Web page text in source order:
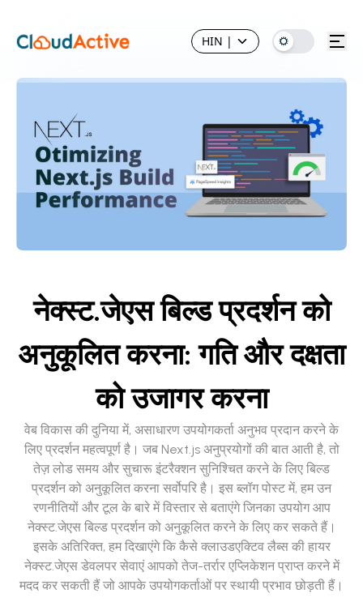
HIN |
नेक्स्ट.जेएस बिल्ड प्रदर्शन को
अनुकूलित करना: गति और दक्षता
को उजागर करना
वेब विकास की दुनिया में, असाधारण उपयोगकर्ता अनुभव प्रदान करने के
लिए प्रदर्शन महत्वपूर्ण है। जब Next.js अनुप्रयोगों की बात आती है, तो
तेज़ लोड समय और सुचारू इंटरैक्शन सुनिश्चित करने के लिए बिल्ड
प्रदर्शन को अनुकूलित करना सर्वोपरि है। इस ब्लॉग पोस्ट में, हम उन
रणनीतियों और टूल के बारे में विस्तार से बताएंगे जिनका उपयोग आप
नेक्स्ट.जेएस बिल्ड प्रदर्शन को अनुकूलित करने के लिए कर सकते हैं।
इसके अतिरिक्त, हम दिखाएंगे कि कैसे क्लाउडएक्टिव लैब्स की हायर
नेक्स्ट.जेएस डेवलपर सेवाएं आपको तेज-तर्रार एप्लिकेशन प्राप्त करने में
मदद कर सकती हैं जो आपके उपयोगकर्ताओं पर स्थायी प्रभाव छोड़ती हैं।